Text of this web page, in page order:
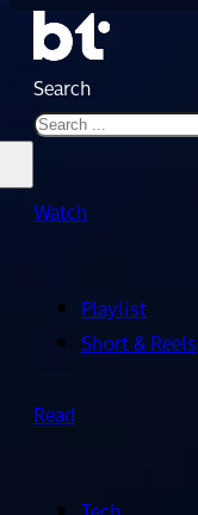
Search
Watch
Playlist
Short & Reels
Read